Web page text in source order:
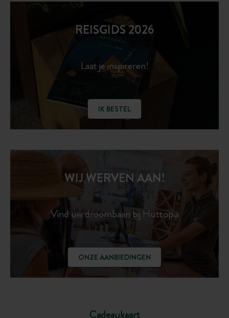
REISGIDS 2026
Laat je inspireren!
IK BESTEL
Cadeaukaart
WIJ WERVEN AAN!
Vind uw droombaan bij Huttopia
ONZE AANBIEDINGEN